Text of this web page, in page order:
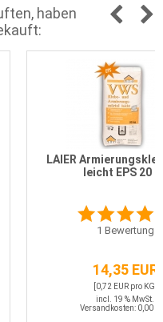
haben
LAIER
leicht EPS 20
1 Bewertung
14,35 EUR
[0,72 EUR pro KG]
incl. 19 % MwSt.
Versandkosten: 0,00